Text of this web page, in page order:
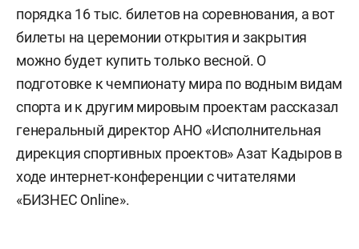
порядка 16 тыс. билетов на соревнования, а вот
билеты на церемонии открытия и закрытия
можно будет купить только весной. О
подготовке к чемпионату мира по водным видам
спорта и к другим мировым проектам рассказал
генеральный директор АНО «Исполнительная
дирекция спортивных проектов» Азат Кадыров в
ходе интернет-конференции с читателями
«БИЗНЕС Online».